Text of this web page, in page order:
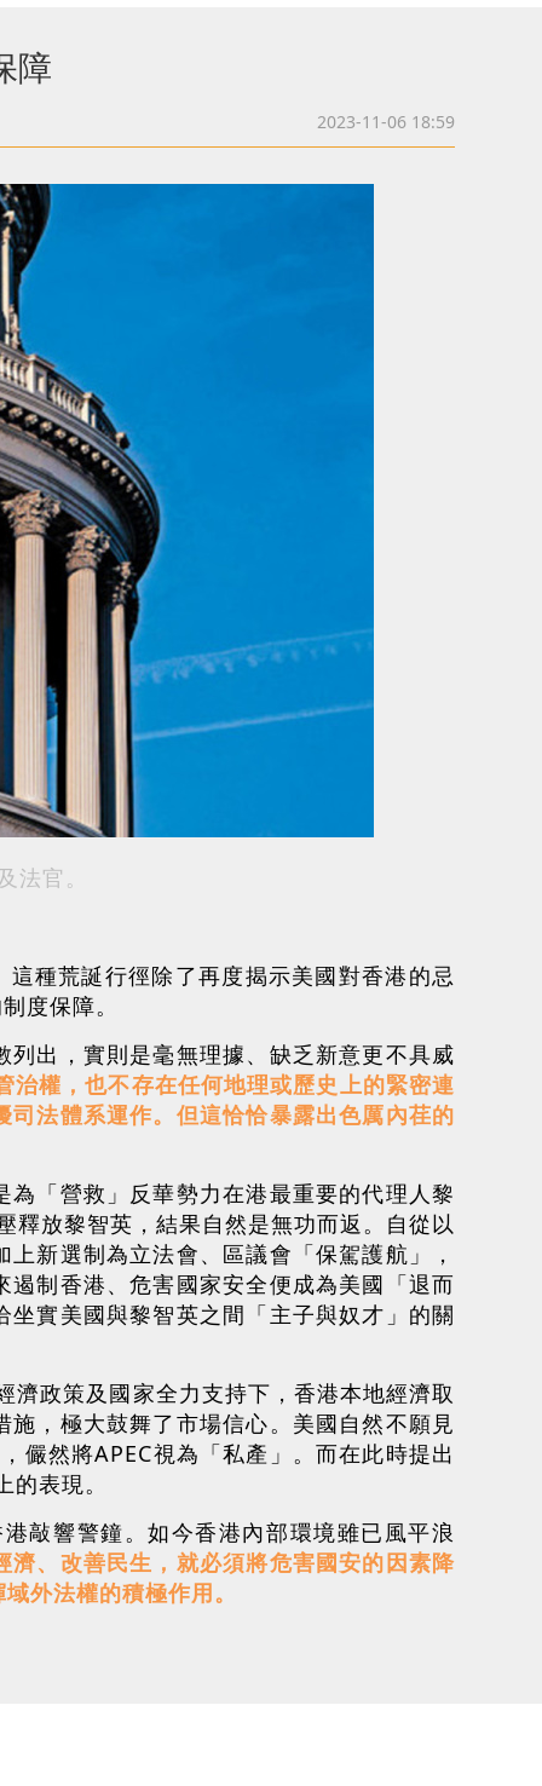
障
2023-11-06 18:59
法官。
種荒誕行徑除了再度揭示美國對香港的忌
度保障。
出，實則是毫無理據、缺乏新意更不具威
治權，也不存在任何地理或歷史上的緊密連
法體系運作。但這恰恰暴露出色厲內荏的
「營救」反華勢力在港最重要的代理人黎
釋放黎智英，結果自然是無功而返。自從以
新選制為立法會、區議會「保駕護航」，
制香港、危害國家安全便成為美國「退而
實美國與黎智英之間「主子與奴才」的關
濟政策及國家全力支持下，香港本地經濟取
，極大鼓舞了市場信心。美國自然不願見
儼然將APEC視為「私產」。而在此時提出
表現。
敲響警鐘。如今香港內部環境雖已風平浪
濟、改善民生，就必須將危害國安的因素降
外法權的積極作用。